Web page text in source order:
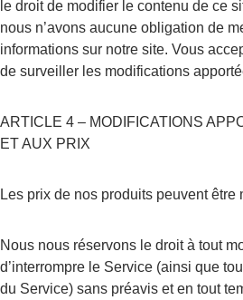
le droit de modifier le contenu de ce
nous n’avons aucune obligation de
informations sur notre site. Vous
de surveiller les modifications
ARTICLE 4 – MODIFICATIONS
ET AUX PRIX
Les prix de nos produits peuvent être
Nous nous réservons le droit à tout
d’interrompre le Service (ainsi que
du Service) sans préavis et en tout